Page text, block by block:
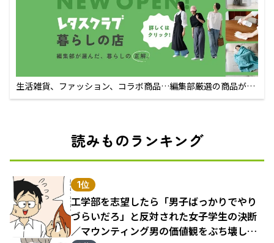
生活雑貨、ファッション、コラボ商品…編集部厳選の商品が買
えるECサイト
読みものランキング
1位
工学部を志望したら「男子ばっかりでやり
づらいだろ」と反対された女子学生の決断
／マウンティング男の価値観をぶち壊した